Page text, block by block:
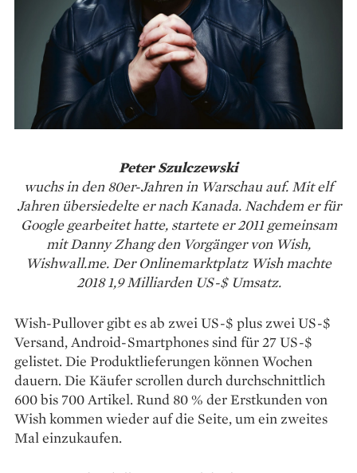
Peter Szulczewski
wuchs in den 80er-Jahren in Warschau auf. Mit elf
Jahren übersiedelte er nach Kanada. Nachdem er für
Google gearbeitet hatte, startete er 2011 gemeinsam
mit Danny Zhang den Vorgänger von Wish,
Wishwall.me. Der Onlinemarktplatz Wish machte
2018 1,9 Milliarden US-$ Umsatz.
Wish-Pullover gibt es ab zwei US-$ plus zwei US-$
Versand, Android-Smartphones sind für 27 US-$
gelistet. Die Produktlieferungen können Wochen
dauern. Die Käufer scrollen durch durchschnittlich
600 bis 700 Artikel. Rund 80 % der Erstkunden von
Wish kommen wieder auf die Seite, um ein zweites
Mal einzukaufen.